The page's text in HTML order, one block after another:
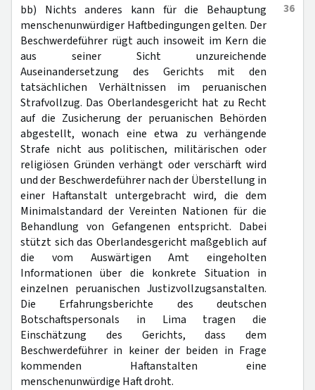
36
bb) Nichts anderes kann für die Behauptung
menschenunwürdiger Haftbedingungen gelten. Der
Beschwerdeführer rügt auch insoweit im Kern die
aus seiner Sicht unzureichende
Auseinandersetzung des Gerichts mit den
tatsächlichen Verhältnissen im peruanischen
Strafvollzug. Das Oberlandesgericht hat zu Recht
auf die Zusicherung der peruanischen Behörden
abgestellt, wonach eine etwa zu verhängende
Strafe nicht aus politischen, militärischen oder
religiösen Gründen verhängt oder verschärft wird
und der Beschwerdeführer nach der Überstellung in
einer Haftanstalt untergebracht wird, die dem
Minimalstandard der Vereinten Nationen für die
Behandlung von Gefangenen entspricht. Dabei
stützt sich das Oberlandesgericht maßgeblich auf
die vom Auswärtigen Amt eingeholten
Informationen über die konkrete Situation in
einzelnen peruanischen Justizvollzugsanstalten.
Die Erfahrungsberichte des deutschen
Botschaftspersonals in Lima tragen die
Einschätzung des Gerichts, dass dem
Beschwerdeführer in keiner der beiden in Frage
kommenden Haftanstalten eine
menschenunwürdige Haft droht.